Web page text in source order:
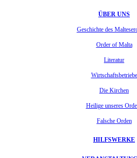
ÜBER UNS
Geschichte des
Order of Malta
Literatur
Wirtschaftsbetriebe
Die Kirchen
Heilige unseres
Falsche Orden
HILFSWERKE